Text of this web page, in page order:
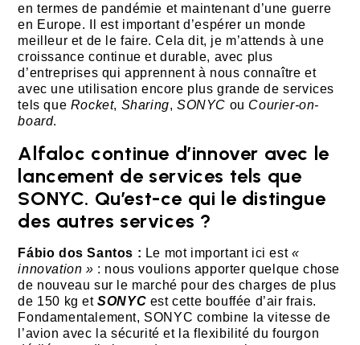
en termes de pandémie et maintenant d’une guerre
en Europe. Il est important d’espérer un monde
meilleur et de le faire. Cela dit, je m’attends à une
croissance continue et durable, avec plus
d’entreprises qui apprennent à nous connaître et
avec une utilisation encore plus grande de services
tels que Rocket, Sharing,SONYC ou Courier-on-
board.
Alfaloc continue d’innover avec le
lancement de services tels que
SONYC. Qu’est-ce qui le distingue
des autres services ?
Fábio dos Santos : Le mot important ici est «
innovation » : nous voulions apporter quelque chose
de nouveau sur le marché pour des charges de plus
de 150 kg etSONYC est cette bouffée d’air frais.
Fondamentalement, SONYC combine la vitesse de
l’avion avec la sécurité et la flexibilité du fourgon